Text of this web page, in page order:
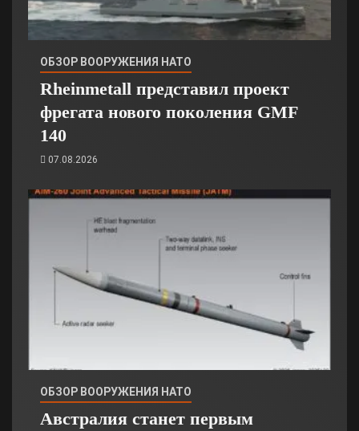
ОБЗОР ВООРУЖЕНИЯ НАТО
Rheinmetall представил проект
фрегата нового поколения GMF
140
07.08.2026
ОБЗОР ВООРУЖЕНИЯ НАТО
Австралия станет первым